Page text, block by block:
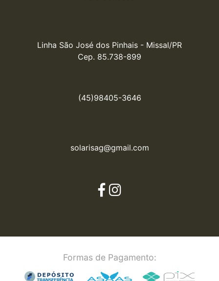
Linha São José dos Pinhais - Missal/PR
Cep. 85.738-899
(45)98405-3646
solarisag@gmail.com
Formas de Pagamento: